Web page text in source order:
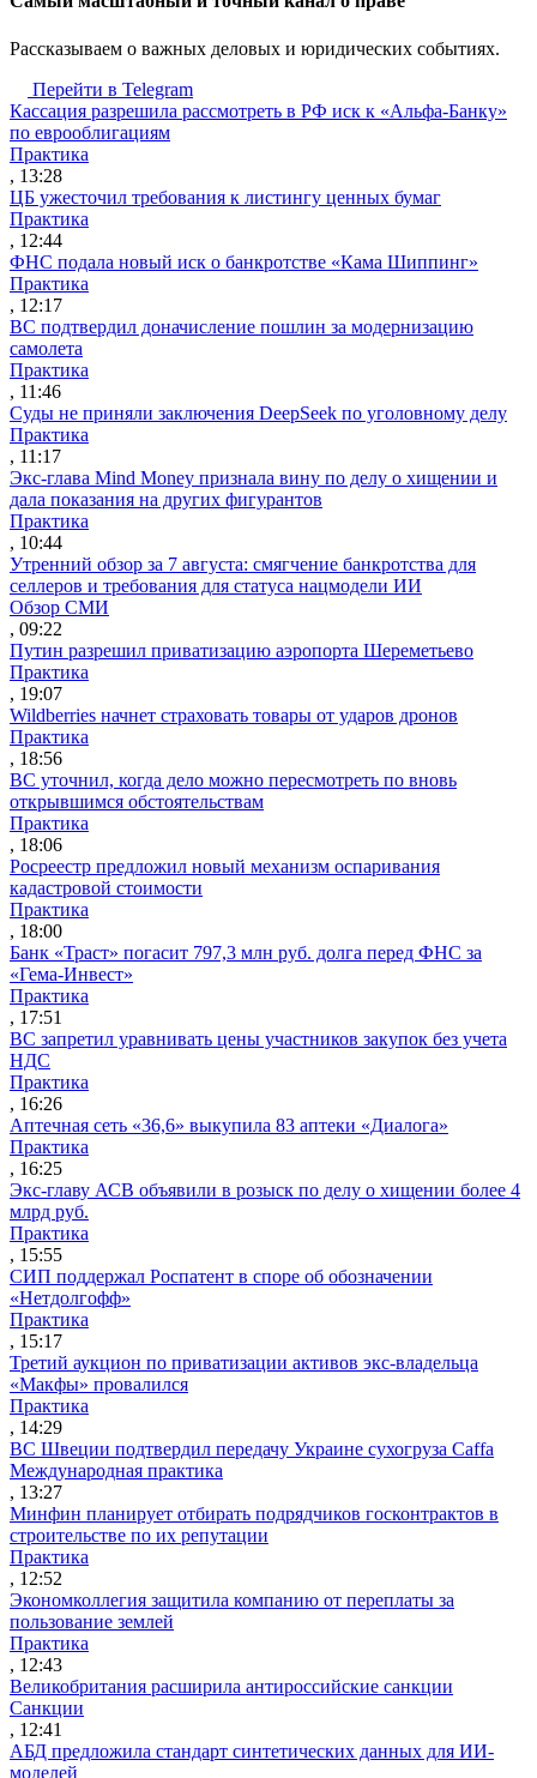
Рассказываем о важных деловых и юридических событиях.
Перейти в Telegram
Кассация разрешила рассмотреть в РФ иск к «Альфа-Банку»
по еврооблигациям
Практика
, 13:28
ЦБ ужесточил требования к листингу ценных бумаг
Практика
, 12:44
ФНС подала новый иск о банкротстве «Кама Шиппинг»
Практика
, 12:17
ВС подтвердил доначисление пошлин за модернизацию
самолета
Практика
, 11:46
Суды не приняли заключения DeepSeek по уголовному делу
Практика
, 11:17
Экс-глава Mind Money признала вину по делу о хищении и
дала показания на других фигурантов
Практика
, 10:44
Утренний обзор за 7 августа: смягчение банкротства для
селлеров и требования для статуса нацмодели ИИ
Обзор СМИ
, 09:22
Путин разрешил приватизацию аэропорта Шереметьево
Практика
, 19:07
Wildberries начнет страховать товары от ударов дронов
Практика
, 18:56
ВС уточнил, когда дело можно пересмотреть по вновь
открывшимся обстоятельствам
Практика
, 18:06
Росреестр предложил новый механизм оспаривания
кадастровой стоимости
Практика
, 18:00
Банк «Траст» погасит 797,3 млн руб. долга перед ФНС за
«Гема-Инвест»
Практика
, 17:51
ВС запретил уравнивать цены участников закупок без учета
НДС
Практика
, 16:26
Аптечная сеть «36,6» выкупила 83 аптеки «Диалога»
Практика
, 16:25
Экс-главу АСВ объявили в розыск по делу о хищении более 4
млрд руб.
Практика
, 15:55
СИП поддержал Роспатент в споре об обозначении
«Нетдолгофф»
Практика
, 15:17
Третий аукцион по приватизации активов экс-владельца
«Макфы» провалился
Практика
, 14:29
ВС Швеции подтвердил передачу Украине сухогруза Caffa
Международная практика
, 13:27
Минфин планирует отбирать подрядчиков госконтрактов в
строительстве по их репутации
Практика
, 12:52
Экономколлегия защитила компанию от переплаты за
пользование землей
Практика
, 12:43
Великобритания расширила антироссийские санкции
Санкции
, 12:41
АБД предложила стандарт синтетических данных для ИИ-
моделей